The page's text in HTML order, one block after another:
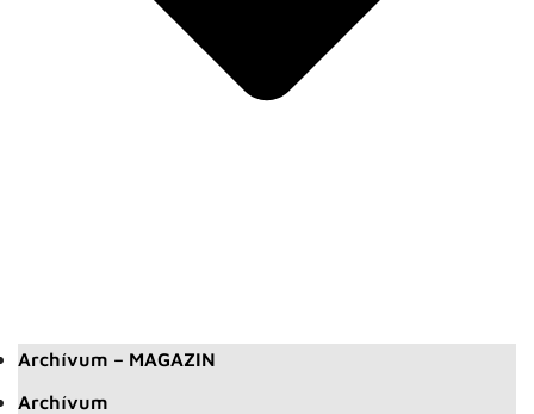
Archívum – MAGAZIN
Archívum